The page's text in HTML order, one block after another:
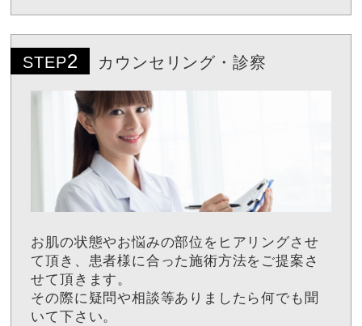
STEP2 カウンセリング・診察
お肌の状態やお悩みの部位をヒアリングさせ
て頂き、患者様に合った施術方法をご提案さ
せて頂きます。
その際に疑問や相談等ありましたら何でも聞
いて下さい。